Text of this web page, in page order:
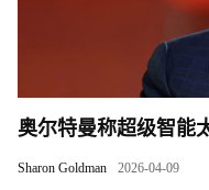
奥尔特曼称超级智能
Sharon Goldman 2026-04-09